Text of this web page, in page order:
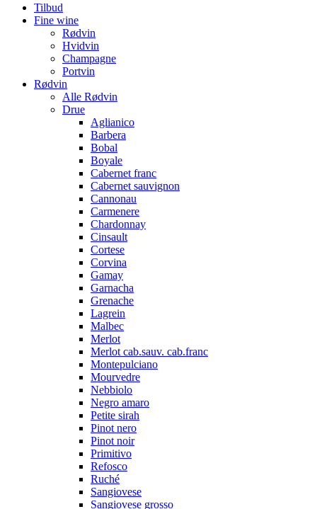
Tilbud
Fine wine
Rødvin
Hvidvin
Champagne
Portvin
Rødvin
Alle Rødvin
Drue
Aglianico
Barbera
Bobal
Boyale
Cabernet franc
Cabernet sauvignon
Cannonau
Carmenere
Chardonnay
Cinsault
Cortese
Corvina
Gamay
Garnacha
Grenache
Lagrein
Malbec
Merlot
Merlot cab.sauv. cab.franc
Montepulciano
Mourvedre
Nebbiolo
Negro amaro
Petite sirah
Pinot nero
Pinot noir
Primitivo
Refosco
Ruché
Sangiovese
Sangiovese grosso